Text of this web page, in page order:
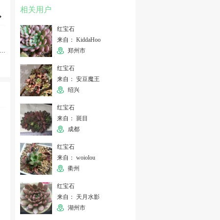
相关用户
红宝石
来自： KiddaHoo
郑州市
红宝石
来自： 安豆魔王
绍兴
红宝石
来自： 斑目
成都
红宝石
来自： woiolou
衢州
红宝石
来自： 天月水影
湖州市